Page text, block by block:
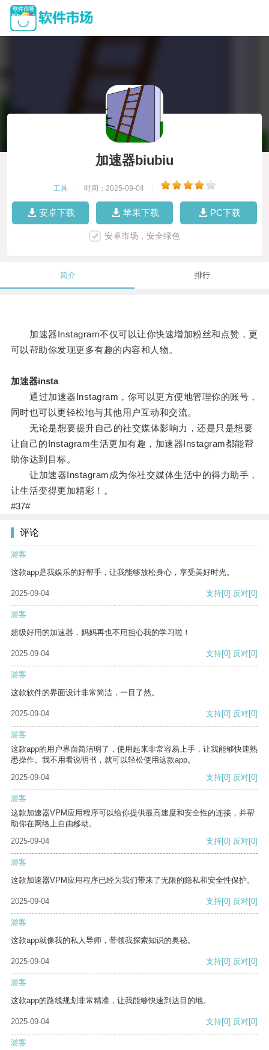
加速器biubiu
工具 时间：2025-09-04
安卓下载 苹果下载 PC下载
安卓市场，安全绿色
简介 排行
加速器Instagram不仅可以让你快速增加粉丝和点赞，更
可以帮助你发现更多有趣的内容和人物。
加速器insta
通过加速器Instagram，你可以更方便地管理你的账号，
同时也可以更轻松地与其他用户互动和交流。
无论是想要提升自己的社交媒体影响力，还是只是想要
让自己的Instagram生活更加有趣，加速器Instagram都能帮
助你达到目标。
让加速器Instagram成为你社交媒体生活中的得力助手，
让生活变得更加精彩！。
#37#
评论
游客
这款app是我娱乐的好帮手，让我能够放松身心，享受美好时光。
2025-09-04 支持[0] 反对[0]
游客
超级好用的加速器，妈妈再也不用担心我的学习啦！
2025-09-04 支持[0] 反对[0]
游客
这款软件的界面设计非常简洁，一目了然。
2025-09-04 支持[0] 反对[0]
游客
这款app的用户界面简洁明了，使用起来非常容易上手，让我能够快速熟
悉操作。我不用看说明书，就可以轻松使用这款app。
2025-09-04
支持[0] 反对[0]
游客
这款加速器VPM应用程序可以给你提供最高速度和安全性的连接，并帮
助你在网络上自由移动。
2025-09-04
支持[0] 反对[0]
游客
这款加速器VPM应用程序已经为我们带来了无限的隐私和安全性保护。
2025-09-04 支持[0] 反对[0]
游客
这款app就像我的私人导师，带领我探索知识的奥秘。
2025-09-04 支持[0] 反对[0]
游客
这款app的路线规划非常精准，让我能够快速到达目的地。
2025-09-04 支持[0] 反对[0]
游客